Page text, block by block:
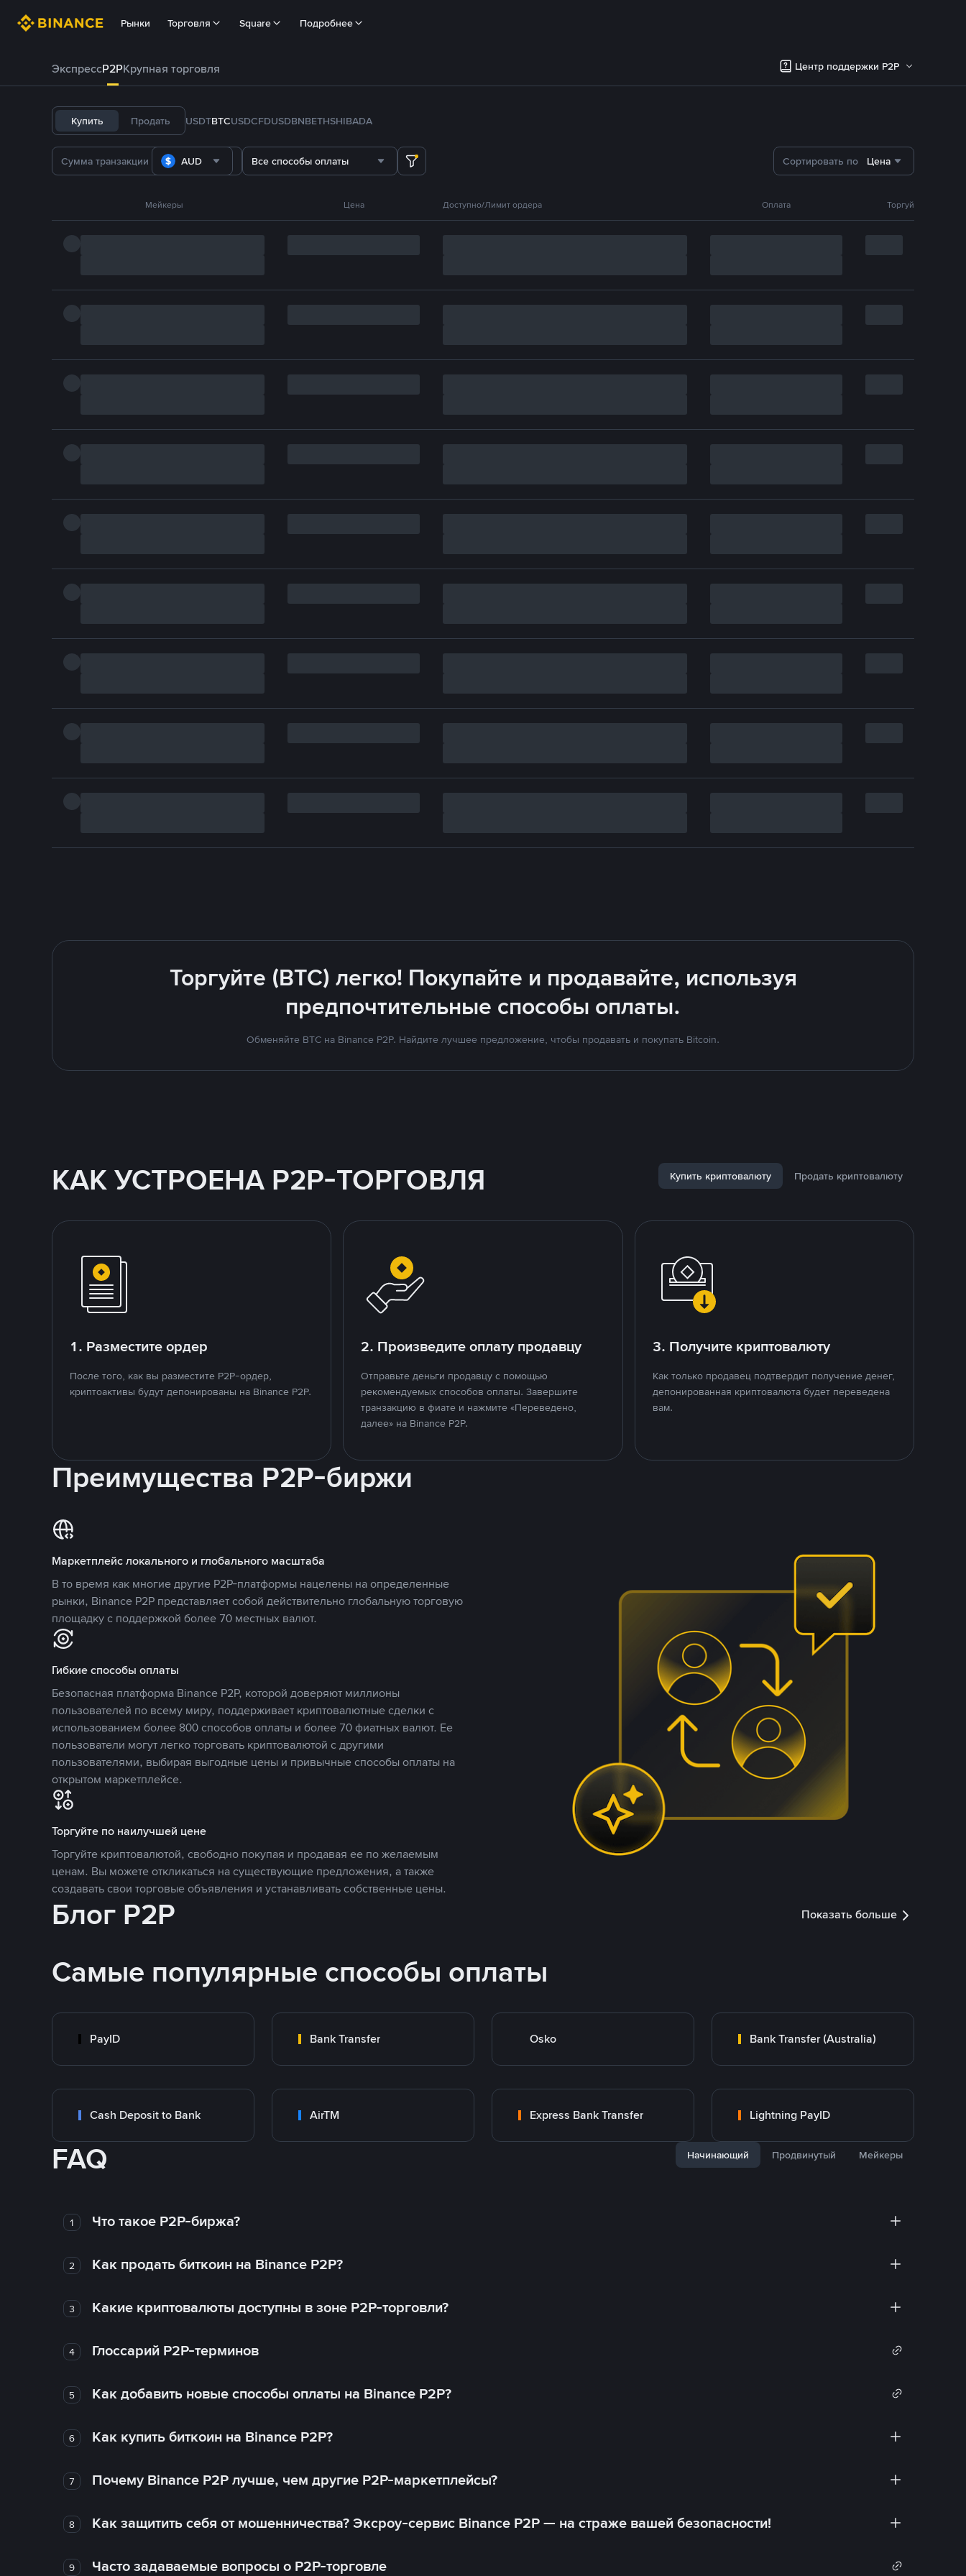
Рынки Торговля Square Подробнее
ЭкспрессP2PКрупная торговля Центр поддержки P2P
Купить Продать USDTBTCUSDCFDUSDBNBETHSHIBADA
AUD Все способы оплаты Сортировать по Цена
Мейкеры Цена Доступно/Лимит ордера Оплата Торгуй
Торгуйте (BTC) легко! Покупайте и продавайте, используя
предпочтительные способы оплаты.
Обменяйте BTC на Binance P2P. Найдите лучшее предложение, чтобы продавать и покупать Bitcoin.
КАК УСТРОЕНА P2P-ТОРГОВЛЯ Купить криптовалюту Продать криптовалюту
1. Разместите ордер
После того, как вы разместите P2P-ордер,
криптоактивы будут депонированы на Binance P2P.
2. Произведите оплату продавцу
Отправьте деньги продавцу с помощью
рекомендуемых способов оплаты. Завершите
транзакцию в фиате и нажмите «Переведено,
далее» на Binance P2P.
3. Получите криптовалюту
Как только продавец подтвердит получение денег,
депонированная криптовалюта будет переведена
вам.
Преимущества P2P-биржи
Маркетплейс локального и глобального масштаба
В то время как многие другие P2P-платформы нацелены на определенные
рынки, Binance P2P представляет собой действительно глобальную торговую
площадку с поддержкой более 70 местных валют.
Гибкие способы оплаты
Безопасная платформа Binance P2P, которой доверяют миллионы
пользователей по всему миру, поддерживает криптовалютные сделки с
использованием более 800 способов оплаты и более 70 фиатных валют. Ее
пользователи могут легко торговать криптовалютой с другими
пользователями, выбирая выгодные цены и привычные способы оплаты на
открытом маркетплейсе.
Торгуйте по наилучшей цене
Торгуйте криптовалютой, свободно покупая и продавая ее по желаемым
ценам. Вы можете откликаться на существующие предложения, а также
создавать свои торговые объявления и устанавливать собственные цены.
Блог P2P Показать больше
Самые популярные способы оплаты
PayID Bank Transfer Osko Bank Transfer (Australia)
Cash Deposit to Bank AirTM Express Bank Transfer Lightning PayID
FAQ Начинающий Продвинутый Мейкеры
1 Что такое P2P-биржа?
2 Как продать биткоин на Binance P2P?
3 Какие криптовалюты доступны в зоне P2P-торговли?
4 Глоссарий P2P-терминов
5 Как добавить новые способы оплаты на Binance P2P?
6 Как купить биткоин на Binance P2P?
7 Почему Binance P2P лучше, чем другие P2P-маркетплейсы?
8 Как защитить себя от мошенничества? Эксроу-сервис Binance P2P — на страже вашей безопасности!
9 Часто задаваемые вопросы о P2P-торговле